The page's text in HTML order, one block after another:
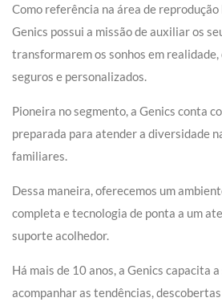
Como referência na área de reprodução
Genics possui a missão de auxiliar os
transformarem os sonhos em
seguros e personalizados.
Pioneira no segmento, a Genics conta
preparada para atender a diversidade
familiares.
Dessa maneira, oferecemos um
completa e tecnologia de ponta a um
suporte acolhedor.
Há mais de 10 anos, a Genics capacita
acompanhar as tendências,